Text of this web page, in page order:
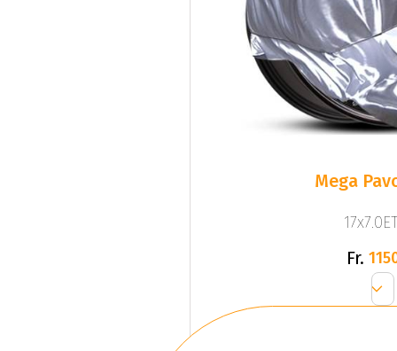
Mega
Fr.